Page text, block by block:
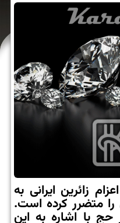
زائرین ایرانی به
را متضرر كرده است.
حج با اشاره به این